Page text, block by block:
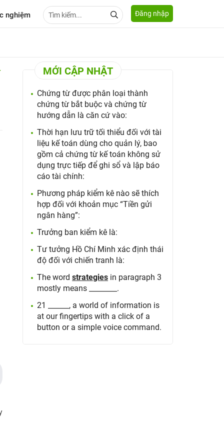
nghiệm Đăng nhập
MỚI CẬP NHẬT
Chứng từ được phân loại thành
chứng từ bắt buộc và chứng từ
hướng dẫn là căn cứ vào:
Thời hạn lưu trữ tối thiểu đối với tài
liệu kế toán dùng cho quản lý, bao
gồm cả chứng từ kế toán không sử
dụng trực tiếp để ghi sổ và lập báo
cáo tài chính:
Phương pháp kiểm kê nào sẽ thích
hợp đối với khoản mục “Tiền gửi
ngân hàng”:
Trưởng ban kiểm kê là:
Tư tưởng Hồ Chí Minh xác định thái
độ đối với chiến tranh là:
The wordstrategies in paragraph 3
mostly means ________.
21 ______, a world of information is
at our fingertips with a click of a
button or a simple voice command.